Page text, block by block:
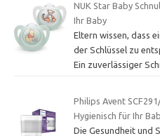
NUK Star Baby
Ihr Baby
Eltern wissen, dass
der Schlüssel zu
Ein zuverlässiger
Philips Avent
Hygienisch für Ihr
Die Gesundheit und